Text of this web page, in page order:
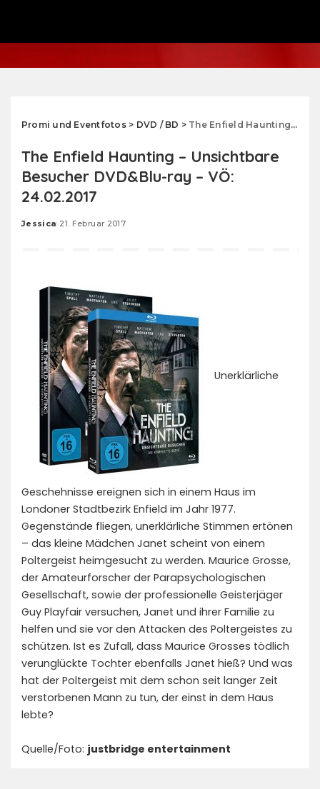
Promi und Eventfotos> DVD / BD > The Enfield Haunting – Unsichtbare Besucher DVD&Blu-ray – VÖ: 24.02.2017
The Enfield Haunting – Unsichtbare
Besucher DVD&Blu-ray – VÖ:
24.02.2017
Posted
Jessica 21. Februar 2017
Unerklärliche
Geschehnisse ereignen sich in einem Haus im
Londoner Stadtbezirk Enfield im Jahr 1977.
Gegenstände fliegen, unerklärliche Stimmen ertönen
– das kleine Mädchen Janet scheint von einem
Poltergeist heimgesucht zu werden. Maurice Grosse,
der Amateurforscher der Parapsychologischen
Gesellschaft, sowie der professionelle Geisterjäger
Guy Playfair versuchen, Janet und ihrer Familie zu
helfen und sie vor den Attacken des Poltergeistes zu
schützen. Ist es Zufall, dass Maurice Grosses tödlich
verunglückte Tochter ebenfalls Janet hieß? Und was
hat der Poltergeist mit dem schon seit langer Zeit
verstorbenen Mann zu tun, der einst in dem Haus
lebte?
Quelle/Foto: justbridge entertainment